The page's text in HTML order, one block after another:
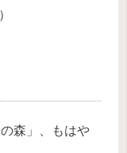
森」、もはや